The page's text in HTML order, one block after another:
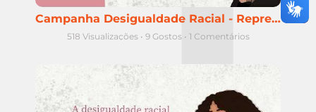
Campanha Desigualdade Racial - Representatividade da população negra
518 Visualizações • 9 Gostos • 1 Comentários